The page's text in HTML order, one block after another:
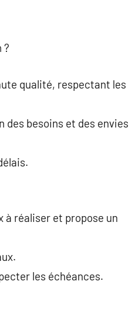
?
qualité, respectant les
besoins et des envies
à réaliser et propose un
les échéances.